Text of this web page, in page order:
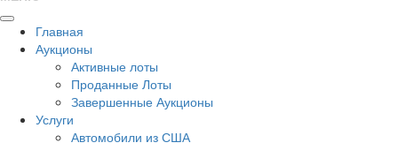
Главная
Аукционы
Активные лоты
Проданные Лоты
Завершенные Аукционы
Услуги
Автомобили из США